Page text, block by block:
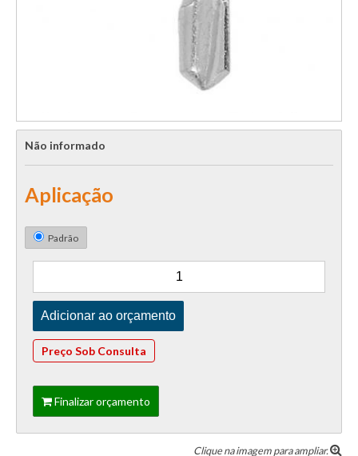
Não informado
Aplicação
Padrão
Preço Sob Consulta
Finalizar orçamento
Clique na imagem para ampliar.